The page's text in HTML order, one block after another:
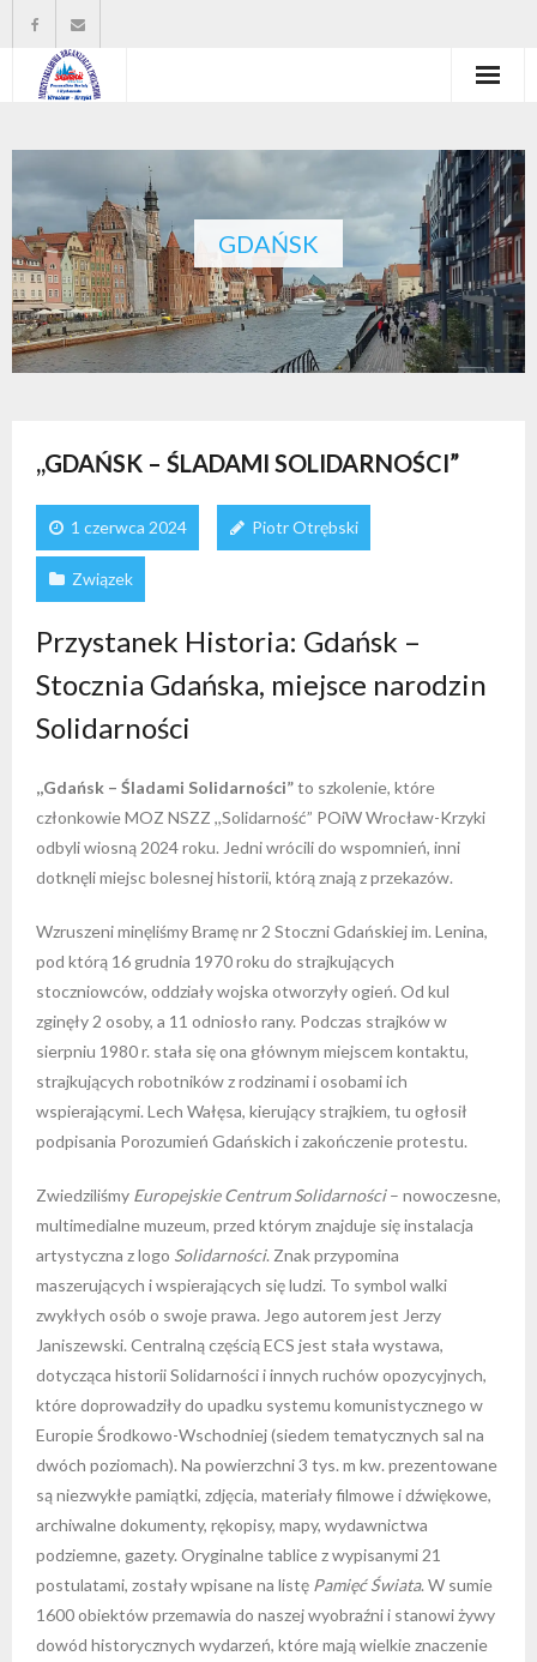
Władze organizacji
O nas
Wysokość zasiłków statutowych
Do pobrania
GDAŃSK
,,GDAŃSK – ŚLADAMI SOLIDARNOŚCI”
1 czerwca 2024 Piotr Otrębski
Związek
Przystanek Historia: Gdańsk –
Stocznia Gdańska, miejsce narodzin
Solidarności
,,Gdańsk – Śladami Solidarności”to szkolenie, które
członkowie MOZ NSZZ ,,Solidarność” POiW Wrocław-Krzyki
odbyli wiosną 2024 roku. Jedni wrócili do wspomnień, inni
dotknęli miejsc bolesnej historii, którą znają z przekazów.
Wzruszeni minęliśmy Bramę nr 2 Stoczni Gdańskiej im. Lenina,
pod którą 16 grudnia 1970 roku do strajkujących
stoczniowców, oddziały wojska otworzyły ogień. Od kul
zginęły 2 osoby, a 11 odniosło rany. Podczas strajków w
sierpniu 1980 r. stała się ona głównym miejscem kontaktu,
strajkujących robotników z rodzinami i osobami ich
wspierającymi. Lech Wałęsa, kierujący strajkiem, tu ogłosił
podpisania Porozumień Gdańskich i zakończenie protestu.
Zwiedziliśmy Europejskie Centrum Solidarności– nowoczesne,
multimedialne muzeum, przed którym znajduje się instalacja
artystyczna z logo Solidarności. Znak przypomina
maszerujących i wspierających się ludzi. To symbol walki
zwykłych osób o swoje prawa. Jego autorem jest Jerzy
Janiszewski. Centralną częścią ECS jest stała wystawa,
dotycząca historii Solidarności i innych ruchów opozycyjnych,
które doprowadziły do upadku systemu komunistycznego w
Europie Środkowo-Wschodniej (siedem tematycznych sal na
dwóch poziomach). Na powierzchni 3 tys. m kw. prezentowane
są niezwykłe pamiątki, zdjęcia, materiały filmowe i dźwiękowe,
archiwalne dokumenty, rękopisy, mapy, wydawnictwa
podziemne, gazety. Oryginalne tablice z wypisanymi 21
postulatami, zostały wpisane na listę Pamięć Świata. W sumie
1600 obiektów przemawia do naszej wyobraźni i stanowi żywy
dowód historycznych wydarzeń, które mają wielkie znaczenie